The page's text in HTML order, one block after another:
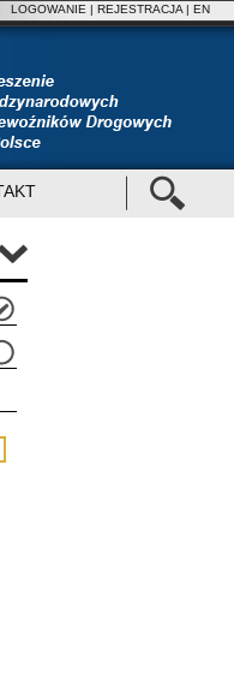
LOGOWANIE | REJESTRACJA | EN